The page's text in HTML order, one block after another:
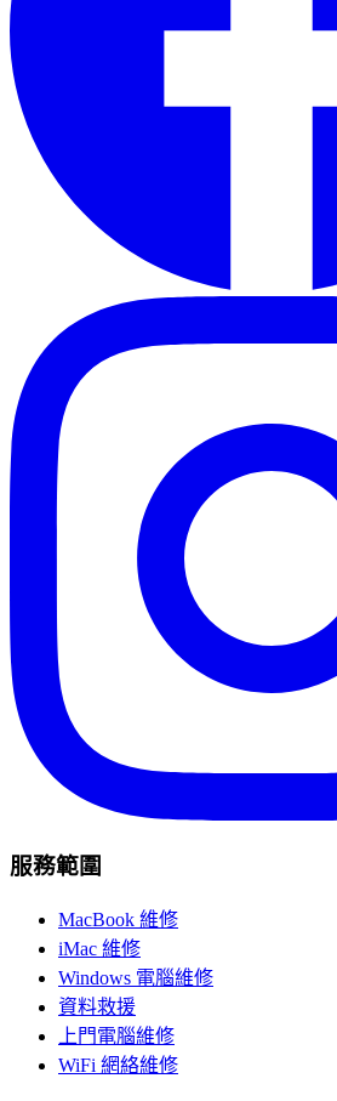
服務範圍
MacBook 維修
iMac 維修
Windows 電腦維修
資料救援
上門電腦維修
WiFi 網絡維修